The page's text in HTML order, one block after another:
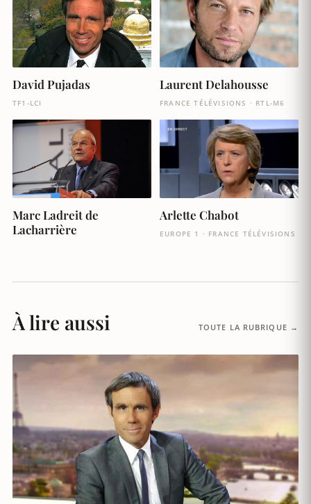
David Pujadas
TF1-LCI
Laurent Delahousse
FRANCE TÉLÉVISIONS · RTL-M6
Marc Ladreit de
Lacharrière
Arlette Chabot
EUROPE 1 · FRANCE TÉLÉVISIONS
À lire aussi TOUTE LA RUBRIQUE →